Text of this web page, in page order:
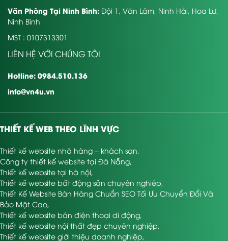
Văn Phòng Tại Ninh Bình: Đội 1, Văn Lâm, Ninh Hải, Hoa Lư,
Ninh Bình
MST : 0107313301
LIÊN HỆ VỚI CHÚNG TÔI
Hotline: 0984.510.136
info@vn4u.vn
THIẾT KẾ WEB THEO LĨNH VỰC
Thiết kế website nhà hàng – khách sạn,
Công ty thiết kế website tại Đà Nẵng,
Thiết kế website tại hà nội,
Thiết kế website bất động sản chuyên nghiệp,
Thiết Kế Website Bán Hàng Chuẩn SEO Tối Ưu Chuyển Đổi Và
Bảo Mật Cao,
Thiết kế website bán điện thoại di động,
Thiết kế website nội thất đẹp chuyên nghiệp,
Thiết kế website giới thiệu doanh nghiệp,